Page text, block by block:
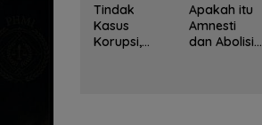
Tindak
Kasus
Korupsi,
Apakah itu
Amnesti
dan Abolisi?